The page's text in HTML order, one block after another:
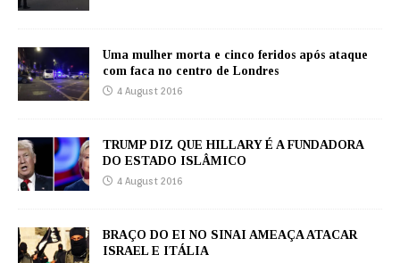
Uma mulher morta e cinco feridos após ataque
com faca no centro de Londres
4 August 2016
TRUMP DIZ QUE HILLARY É A FUNDADORA
DO ESTADO ISLÂMICO
4 August 2016
BRAÇO DO EI NO SINAI AMEAÇA ATACAR
ISRAEL E ITÁLIA